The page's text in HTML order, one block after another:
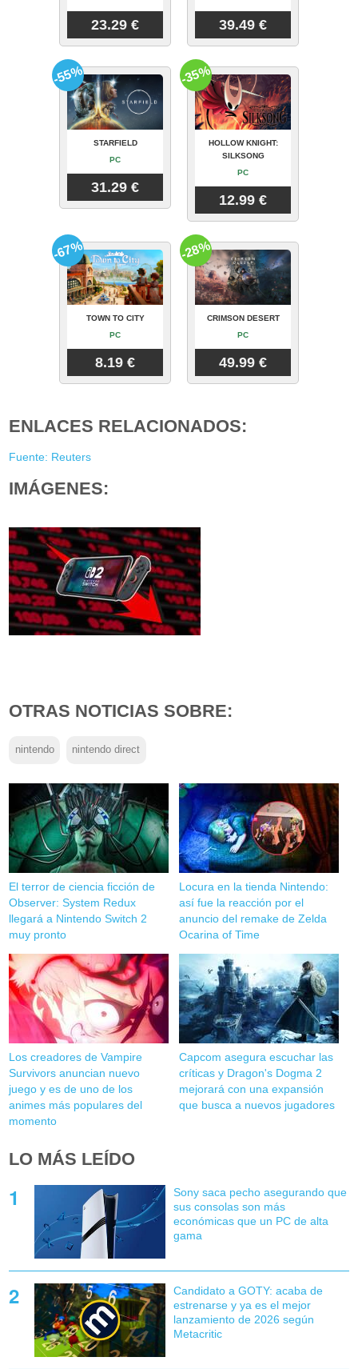
23.29 € 39.49 €
STARFIELD
PC
31.29 €
-55%
HOLLOW KNIGHT:
SILKSONG
PC
12.99 €
-35%
TOWN TO CITY
PC
8.19 €
-67%
CRIMSON DESERT
PC
49.99 €
-28%
ENLACES RELACIONADOS:
Fuente: Reuters
IMÁGENES:
OTRAS NOTICIAS SOBRE:
nintendo nintendo direct
El terror de ciencia ficción de
Observer: System Redux
llegará a Nintendo Switch 2
muy pronto
Locura en la tienda Nintendo:
así fue la reacción por el
anuncio del remake de Zelda
Ocarina of Time
Los creadores de Vampire
Survivors anuncian nuevo
juego y es de uno de los
animes más populares del
momento
Capcom asegura escuchar las
críticas y Dragon's Dogma 2
mejorará con una expansión
que busca a nuevos jugadores
LO MÁS LEÍDO
Sony saca pecho asegurando que
sus consolas son más
económicas que un PC de alta
gama
Candidato a GOTY: acaba de
estrenarse y ya es el mejor
lanzamiento de 2026 según
Metacritic